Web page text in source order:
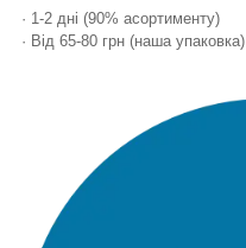
· 1-2 дні (90% асортименту)
· Від 65-80 грн (наша упаковка)